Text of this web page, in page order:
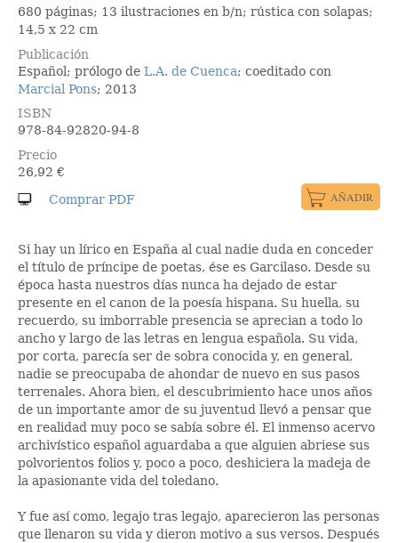
680 páginas; 13 ilustraciones en b/n; rústica con solapas;
14,5 x 22 cm
Publicación
Español; prólogo de L.A. de Cuenca; coeditado con
Marcial Pons; 2013
ISBN
978-84-92820-94-8
Precio
26,92 €
Si hay un lírico en España al cual nadie duda en conceder
el título de príncipe de poetas, ése es Garcilaso. Desde su
época hasta nuestros días nunca ha dejado de estar
presente en el canon de la poesía hispana. Su huella, su
recuerdo, su imborrable presencia se aprecian a todo lo
ancho y largo de las letras en lengua española. Su vida,
por corta, parecía ser de sobra conocida y, en general,
nadie se preocupaba de ahondar de nuevo en sus pasos
terrenales. Ahora bien, el descubrimiento hace unos años
de un importante amor de su juventud llevó a pensar que
en realidad muy poco se sabía sobre él. El inmenso acervo
archivístico español aguardaba a que alguien abriese sus
polvorientos folios y, poco a poco, deshiciera la madeja de
la apasionante vida del toledano.
Y fue así como, legajo tras legajo, aparecieron las personas
que llenaron su vida y dieron motivo a sus versos. Después